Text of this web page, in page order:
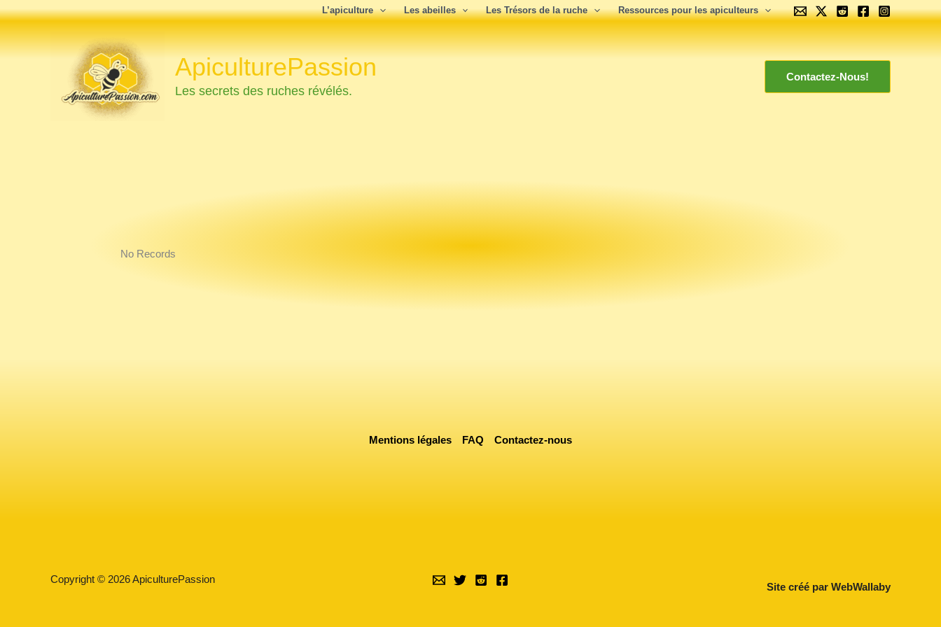
au
contenu
L’apiculture Les abeilles Les Trésors de la ruche Ressources pour les apiculteurs
ApiculturePassion
Les secrets des ruches révélés.
Contactez-Nous!
No Records
Mentions légales FAQ Contactez-nous
Copyright © 2026 ApiculturePassion
Site créé par WebWallaby